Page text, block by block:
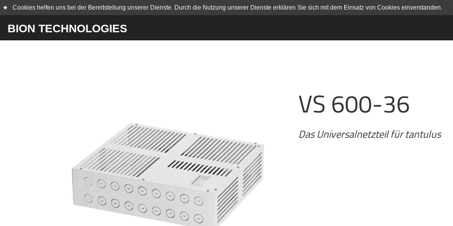
★ Cookies helfen uns bei der Bereitstellung unserer Dienste. Durch die Nutzung unserer Dienste erklären Sie sich mit dem Einsatz von Cookies einverstanden.
BION TECHNOLOGIES
VS 600-36
Das Universalnetzteil für tantulus